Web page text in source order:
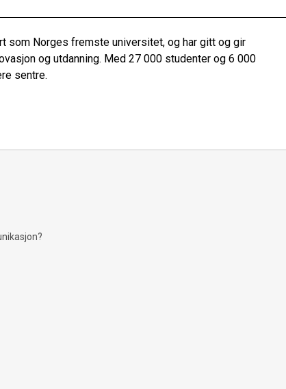
som Norges fremste universitet, og har gitt og gir
og utdanning. Med 27 000 studenter og 6 000
sentre.